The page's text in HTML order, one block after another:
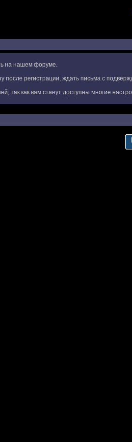
на нашем форуме.
после регистрации, ждать письма с
так как вам станут доступны многие